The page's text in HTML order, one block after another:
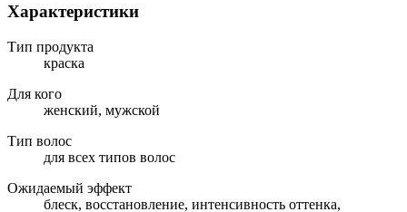
Характеристики
Тип продукта
краска
Для кого
женский, мужской
Тип волос
для всех типов волос
Ожидаемый эффект
блеск, восстановление, интенсивность оттенка,